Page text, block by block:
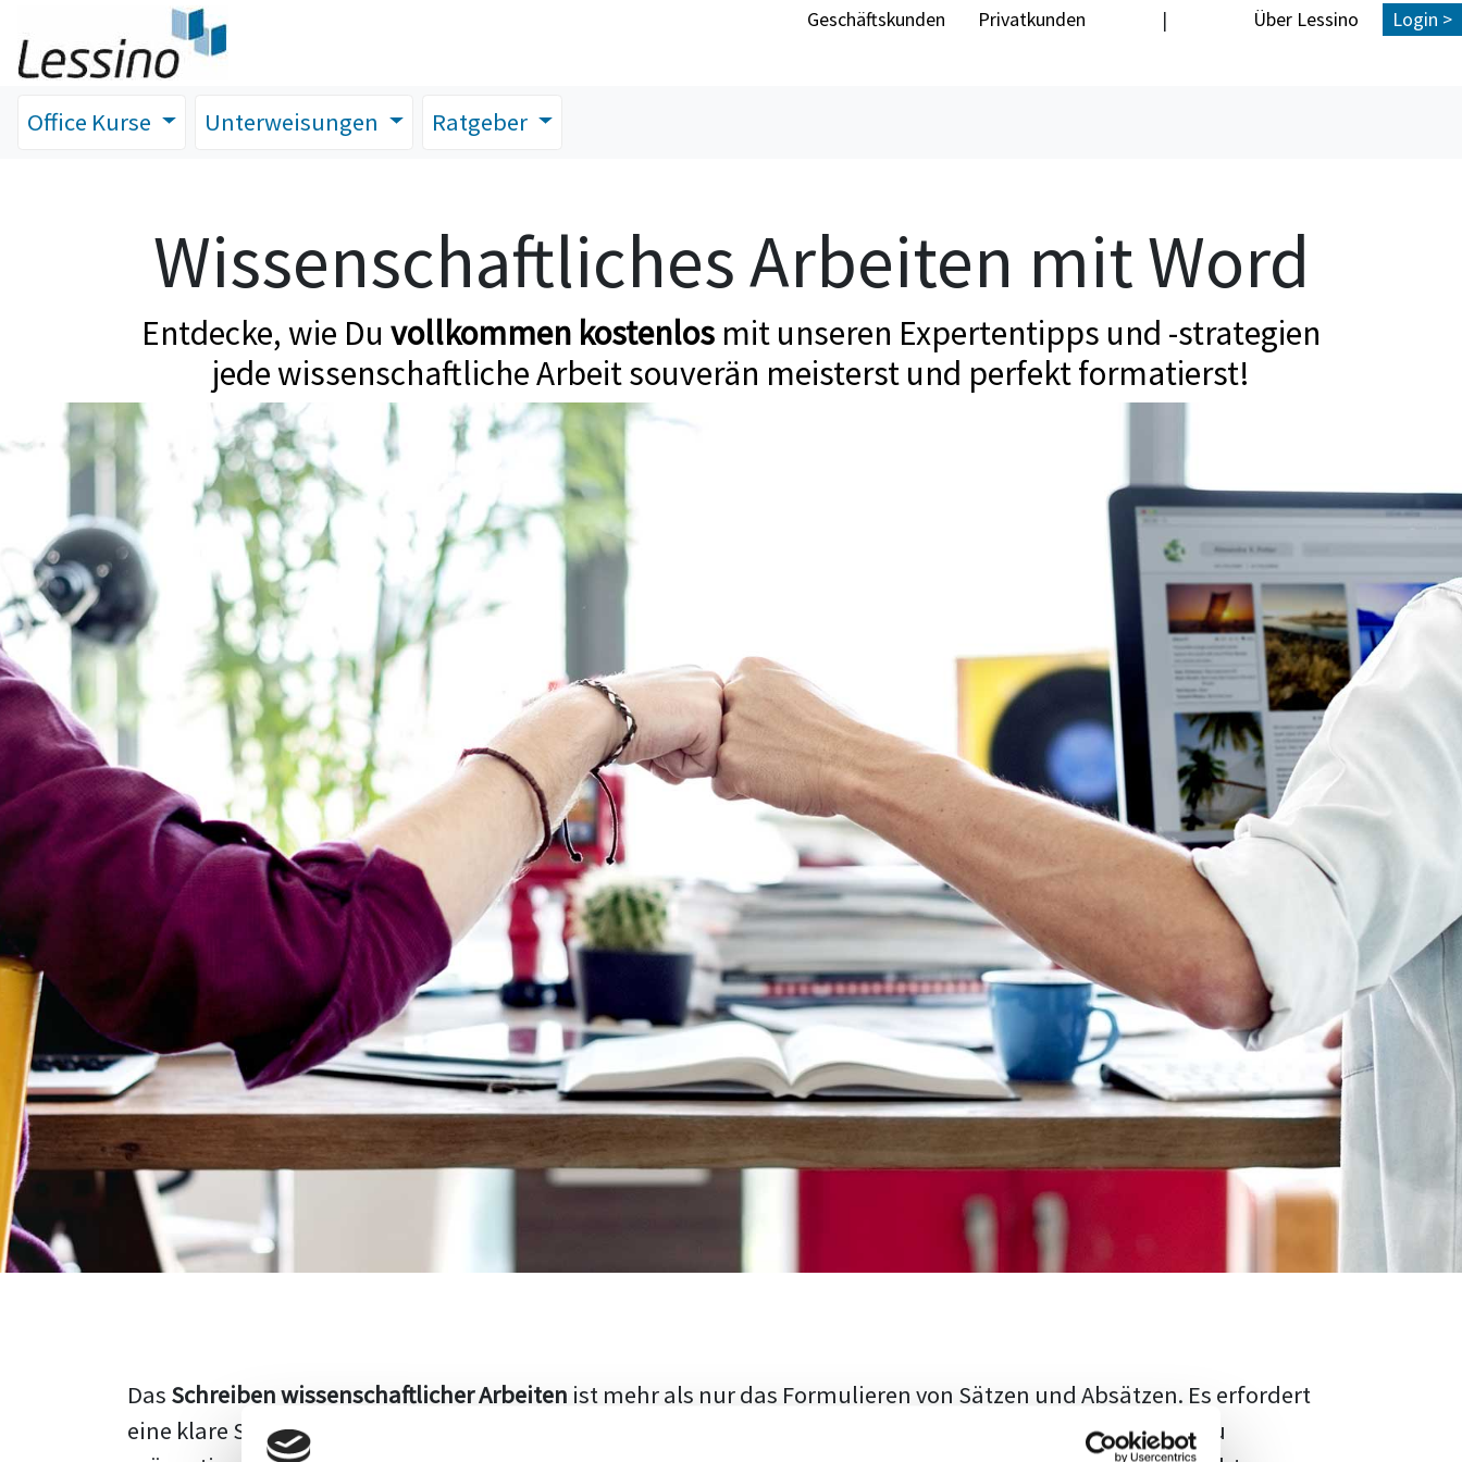
Geschäftskunden Privatkunden | Über Lessino Login >
Office Kurse Unterweisungen Ratgeber
Wissenschaftliches Arbeiten mit Word
Entdecke, wie Du vollkommen kostenlos mit unseren Expertentipps und -strategien
jede wissenschaftliche Arbeit souverän meisterst und perfekt formatierst!
Das Schreiben wissenschaftlicher Arbeiten ist mehr als nur das Formulieren von Sätzen und Absätzen. Es erfordert
eine klare Struktur, einen logischen Aufbau und die Fähigkeit, den aktuellen Forschungsstand adäquat zu